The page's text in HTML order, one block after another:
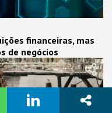
financeiras, mas
de negócios